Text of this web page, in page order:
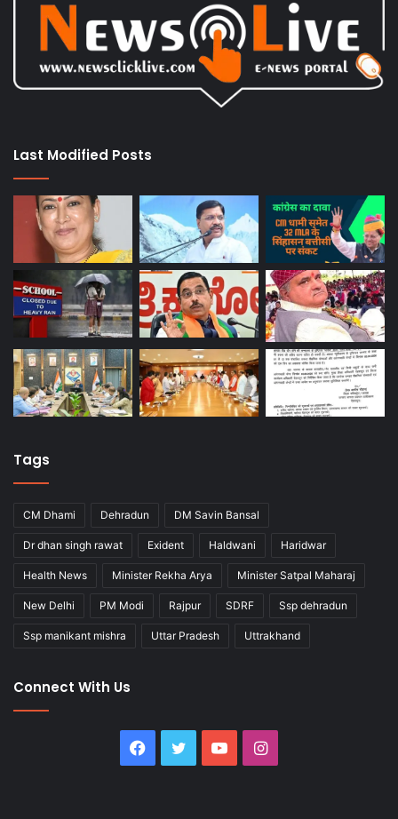
Last Modified Posts
Tags
CM Dhami Dehradun DM Savin Bansal
Dr dhan singh rawat Exident Haldwani Haridwar
Health News Minister Rekha Arya Minister Satpal Maharaj
New Delhi PM Modi Rajpur SDRF Ssp dehradun
Ssp manikant mishra Uttar Pradesh Uttrakhand
Connect With Us
Facebook
Twitter YouTubeInstagram